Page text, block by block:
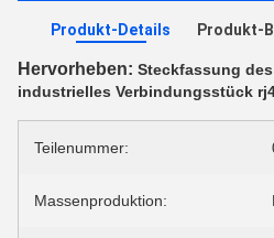
Produkt-Details Produkt-
Hervorheben: Steckfassung
industrielles Verbindungsstück
Teilenummer:
Massenproduktion: